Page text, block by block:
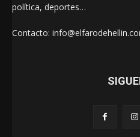
política, deportes…
Contacto: